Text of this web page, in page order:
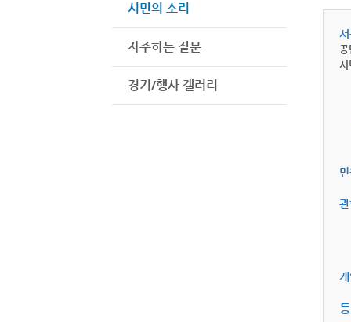
시민의 소리
자주하는 질문
경기/행사 갤러리
공
시